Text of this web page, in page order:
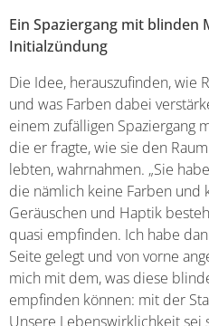
Ein Spaziergang mit blinden
Initialzündung
Die Idee, herauszufinden, wie
und was Farben dabei
einem zufälligen Spaziergang
die er fragte, wie sie den
lebten, wahrnahmen. „Sie
die nämlich keine Farben und
Geräuschen und Haptik
quasi empfinden. Ich habe
Seite gelegt und von vorne
mich mit dem, was diese
empfinden können: mit der
Unsere Lebenswirklichkeit sei